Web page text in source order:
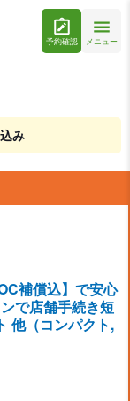
予約確認 メニュー
を格安予約
み
補償込】で安心
で店舗手続き短
他（コンパクト,